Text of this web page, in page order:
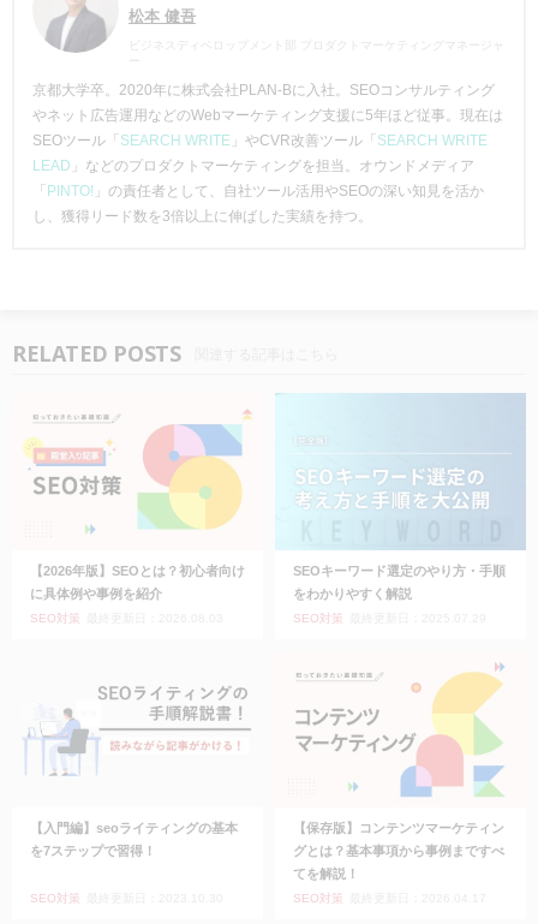
松本 健吾
ビジネスディベロップメント部 プロダクトマーケティングマネージャ
京都大学卒。2020年に株式会社PLAN-Bに入社。SEOコンサルティング
やネット広告運用などのWebマーケティング支援に5年ほど従事。現在は
SEOツール「 SEARCH WRITE 」やCVR改善ツール「 SEARCH WRITE
LEAD 」などのプロダクトマーケティングを担当。オウンドメディア
「 PINTO! 」の責任者として、自社ツール活用やSEOの深い知見を活か
し、獲得リード数を3倍以上に伸ばした実績を持つ。
RELATED POSTS
【2026年版】SEOとは？初心者向け
に具体例や事例を紹介
SEO対策
SEOキーワード選定のやり方・手順
をわかりやすく解説
SEO対策
【入門編】seoライティングの基本
を7ステップで習得！
SEO対策
【保存版】コンテンツマーケティン
グとは？基本事項から事例まですべ
てを解説！
SEO対策